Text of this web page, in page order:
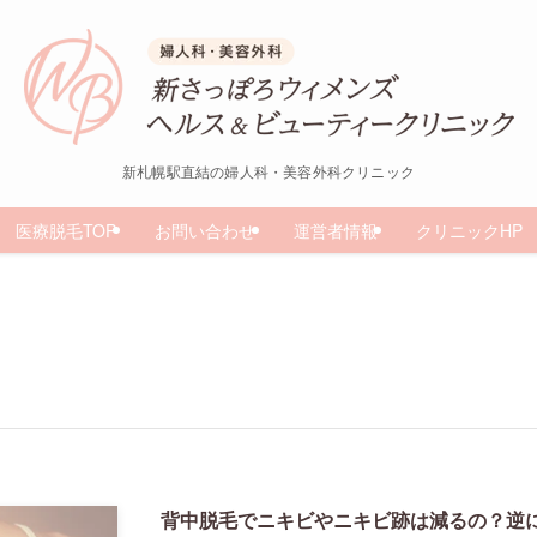
新札幌駅直結の婦人科・美容外科クリニック
医療脱毛TOP お問い合わせ 運営者情報 クリニックHP
背中脱毛でニキビやニキビ跡は減るの？逆